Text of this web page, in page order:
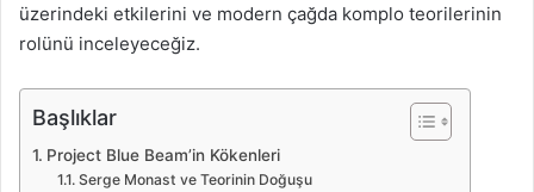
üzerindeki etkilerini ve modern çağda komplo teorilerinin
rolünü inceleyeceğiz.
Başlıklar
Project Blue Beam’in Kökenleri
Serge Monast ve Teorinin Doğuşu